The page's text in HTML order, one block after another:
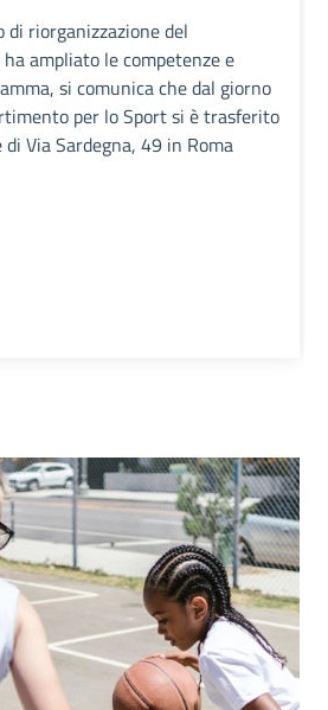
riorganizzazione del
ampliato le competenze e
si comunica che dal giorno
per lo Sport si è trasferito
Via Sardegna, 49 in Roma